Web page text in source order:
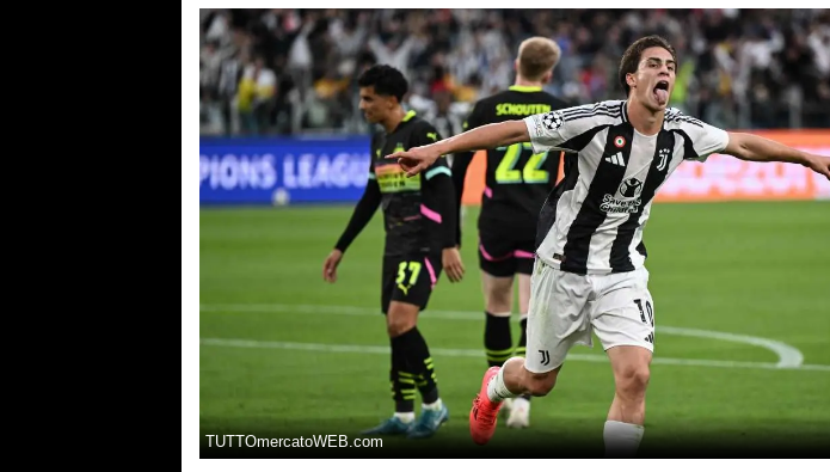
TUTTOmercatoWEB.com